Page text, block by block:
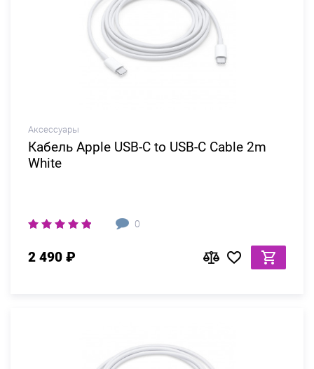
Аксессуары
Кабель Apple USB-C to USB-C Cable 2m
White
0
2 490 ₽